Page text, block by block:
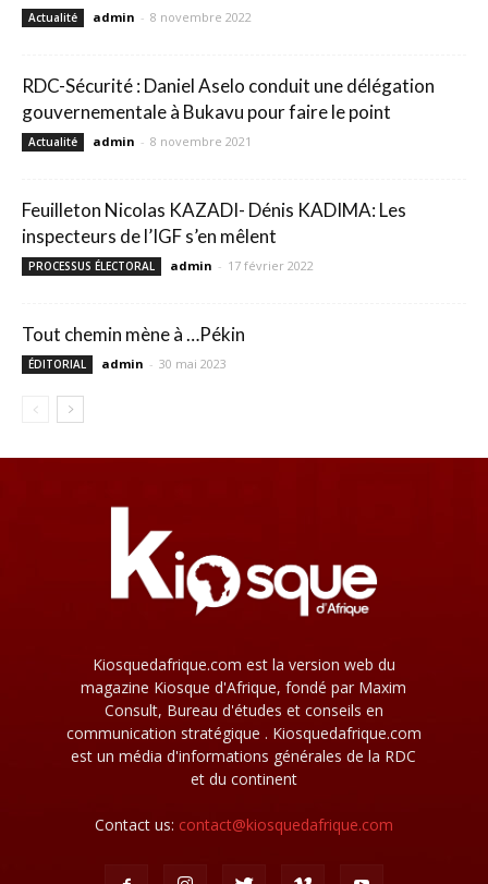
Actualité admin - 8 novembre 2022
RDC-Sécurité : Daniel Aselo conduit une délégation
gouvernementale à Bukavu pour faire le point
Actualité admin - 8 novembre 2021
Feuilleton Nicolas KAZADI- Dénis KADIMA: Les
inspecteurs de l’IGF s’en mêlent
PROCESSUS ÉLECTORAL admin - 17 février 2022
Tout chemin mène à …Pékin
ÉDITORIAL admin - 30 mai 2023
Kiosquedafrique.com est la version web du
magazine Kiosque d'Afrique, fondé par Maxim
Consult, Bureau d'études et conseils en
communication stratégique . Kiosquedafrique.com
est un média d'informations générales de la RDC
et du continent
Contact us: contact@kiosquedafrique.com